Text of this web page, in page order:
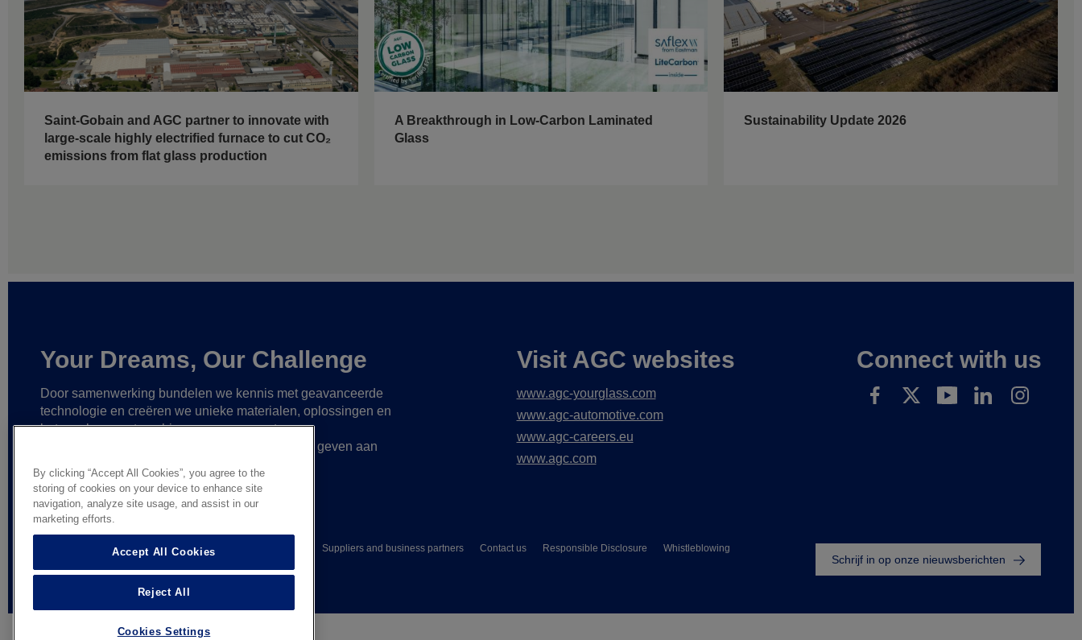
Saint-Gobain and AGC partner to innovate with
large-scale highly electrified furnace to cut CO₂
emissions from flat glass production
A Breakthrough in Low-Carbon Laminated
Glass
Sustainability Update 2026
Your Dreams, Our Challenge
Door samenwerking bundelen we kennis met geavanceerde
technologie en creëren we unieke materialen, oplossingen en
betrouwbare partnershipsom zo nog grotere
en vorm te geven aan
Visit AGC websites
www.agc-yourglass.com
www.agc-automotive.com
www.agc-careers.eu
www.agc.com
Connect with us
Footer
© AGC Glass Europe 2026 Legal Notice Suppliers and business partners Contact us Responsible Disclosure
Whistleblowing
General terms of sale
Schrijf in op onze nieuwsberichten
By clicking “Accept All Cookies”, you agree to the
storing of cookies on your device to enhance site
navigation, analyze site usage, and assist in our
marketing efforts.
Accept All Cookies
Reject All
Cookies Settings